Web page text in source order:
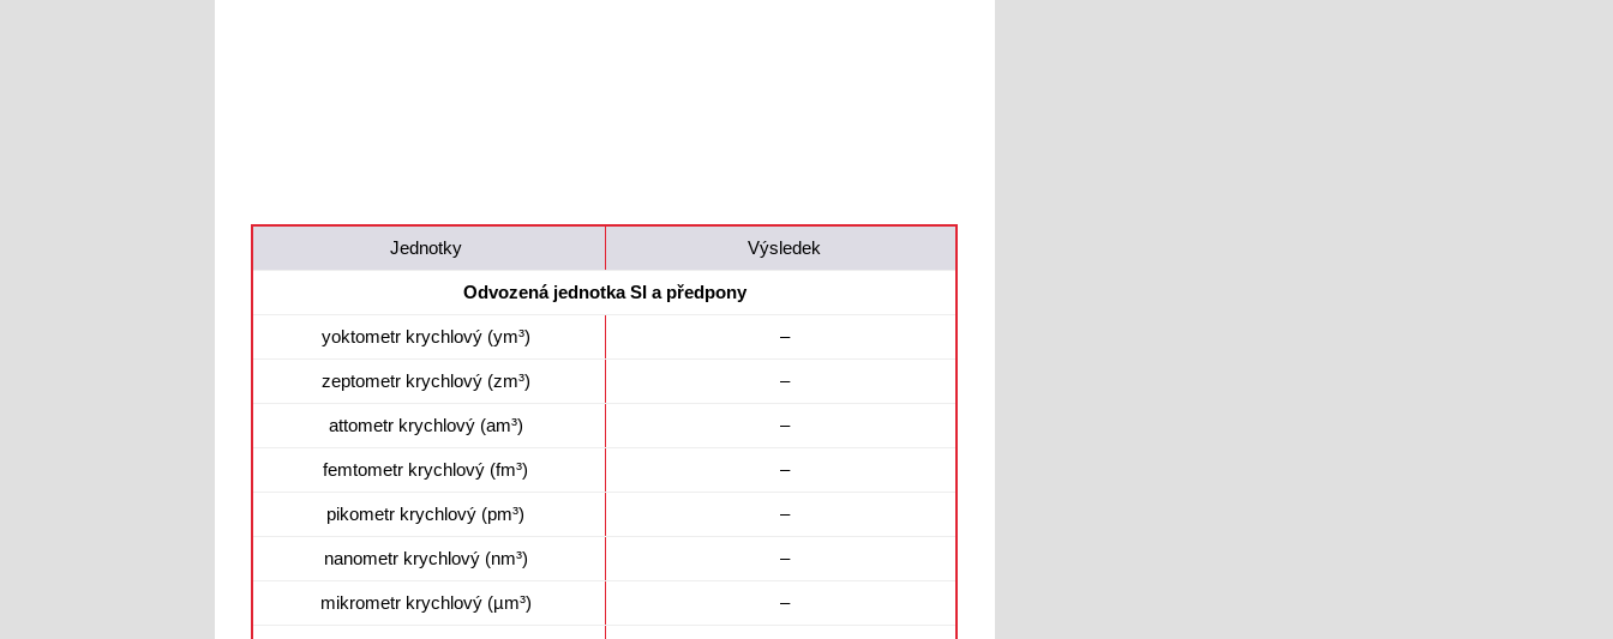
Jednotky Výsledek
Odvozená jednotka SI a předpony
yoktometr krychlový (ym³) –
zeptometr krychlový (zm³) –
attometr krychlový (am³) –
femtometr krychlový (fm³) –
pikometr krychlový (pm³) –
nanometr krychlový (nm³) –
mikrometr krychlový (µm³) –